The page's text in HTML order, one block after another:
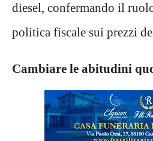
diesel, confermando il
politica fiscale sui prezzi
Cambiare le abitudini